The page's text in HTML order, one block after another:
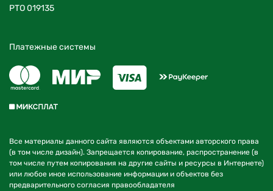
РТО 019135
Платежные системы
Все материалы данного сайта являются объектами авторского права
(в том числе дизайн). Запрещается копирование, распространение (в
том числе путем копирования на другие сайты и ресурсы в Интернете)
или любое иное использование информации и объектов без
предварительного согласия правообладателя